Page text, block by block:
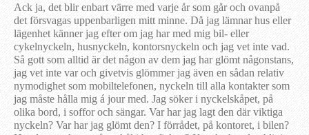
Ack ja, det blir enbart värre med varje år som går och ovanpå
det försvagas uppenbarligen mitt minne. Då jag lämnar hus eller
lägenhet känner jag efter om jag har med mig bil- eller
cykelnyckeln, husnyckeln, kontorsnyckeln och jag vet inte vad.
Så gott som alltid är det någon av dem jag har glömt någonstans,
jag vet inte var och givetvis glömmer jag även en sådan relativ
nymodighet som mobiltelefonen, nyckeln till alla kontakter som
jag måste hålla mig á jour med. Jag söker i nyckelskåpet, på
olika bord, i soffor och sängar. Var har jag lagt den där viktiga
nyckeln? Var har jag glömt den? I förrådet, på kontoret, i bilen?